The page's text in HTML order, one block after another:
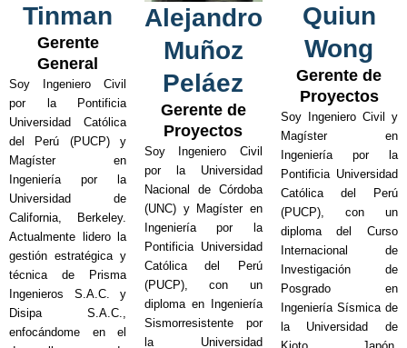
Tinman
Gerente
General
Soy Ingeniero Civil
por la Pontificia
Universidad Católica
del Perú (PUCP) y
Magíster en
Ingeniería por la
Universidad de
California, Berkeley.
Actualmente lidero la
gestión estratégica y
técnica de Prisma
Ingenieros S.A.C. y
Disipa S.A.C.,
enfocándome en el
Alejandro
Muñoz
Peláez
Gerente de
Proyectos
Soy Ingeniero Civil
por la Universidad
Nacional de Córdoba
(UNC) y Magíster en
Ingeniería por la
Pontificia Universidad
Católica del Perú
(PUCP), con un
diploma en Ingeniería
Sismorresistente por
la Universidad
Quiun
Wong
Gerente de
Proyectos
Soy Ingeniero Civil y
Magíster en
Ingeniería por la
Pontificia Universidad
Católica del Perú
(PUCP), con un
diploma del Curso
Internacional de
Investigación de
Posgrado en
Ingeniería Sísmica de
la Universidad de